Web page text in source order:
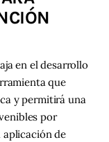
en el desarrollo
que
y permitirá una
por
aplicación de